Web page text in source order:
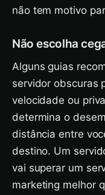
não tem motivo
Não escolha
Alguns guias
servidor obscuras
velocidade ou
determina o
distância entre
destino. Um
vai superar um
marketing melhor